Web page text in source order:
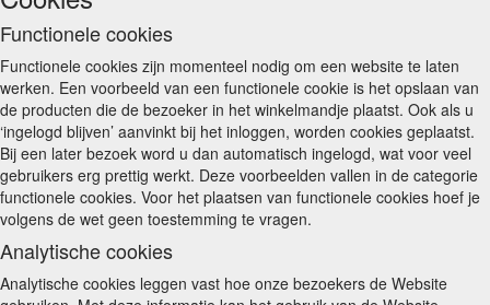
Functionele cookies
Functionele cookies zijn momenteel nodig om een website te laten
werken. Een voorbeeld van een functionele cookie is het opslaan van
de producten die de bezoeker in het winkelmandje plaatst. Ook als u
‘ingelogd blijven’ aanvinkt bij het inloggen, worden cookies geplaatst.
Bij een later bezoek word u dan automatisch ingelogd, wat voor veel
gebruikers erg prettig werkt. Deze voorbeelden vallen in de categorie
functionele cookies. Voor het plaatsen van functionele cookies hoef je
volgens de wet geen toestemming te vragen.
Analytische cookies
Analytische cookies leggen vast hoe onze bezoekers de Website